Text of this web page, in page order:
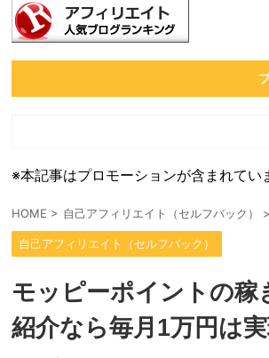
※本記事はプロモーションが含まれてい
HOME > 自己アフィリエイト（セルフバック） >
自己アフィリエイト（セルフバック）
モッピーポイントの
紹介なら毎月1万円は